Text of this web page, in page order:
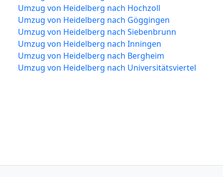
Umzug von Heidelberg nach Hochzoll
Umzug von Heidelberg nach Göggingen
Umzug von Heidelberg nach Siebenbrunn
Umzug von Heidelberg nach Inningen
Umzug von Heidelberg nach Bergheim
Umzug von Heidelberg nach Universitätsviertel